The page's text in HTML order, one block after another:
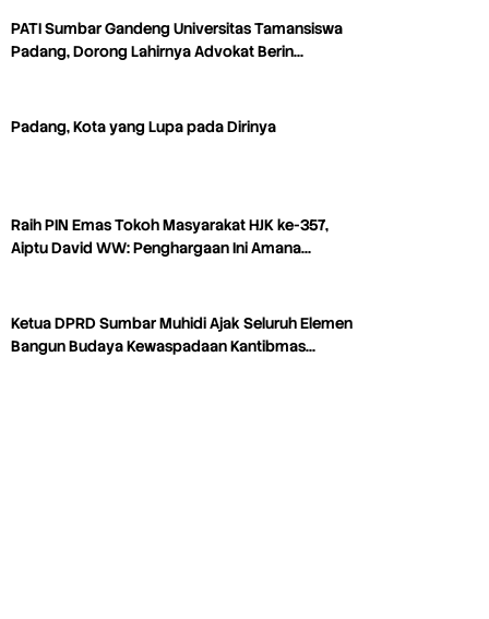
PATI Sumbar Gandeng Universitas Tamansiswa
Padang, Dorong Lahirnya Advokat Berin…
Padang, Kota yang Lupa pada Dirinya
Raih PIN Emas Tokoh Masyarakat HJK ke-357,
Aiptu David WW: Penghargaan Ini Amana…
Ketua DPRD Sumbar Muhidi Ajak Seluruh Elemen
Bangun Budaya Kewaspadaan Kantibmas…